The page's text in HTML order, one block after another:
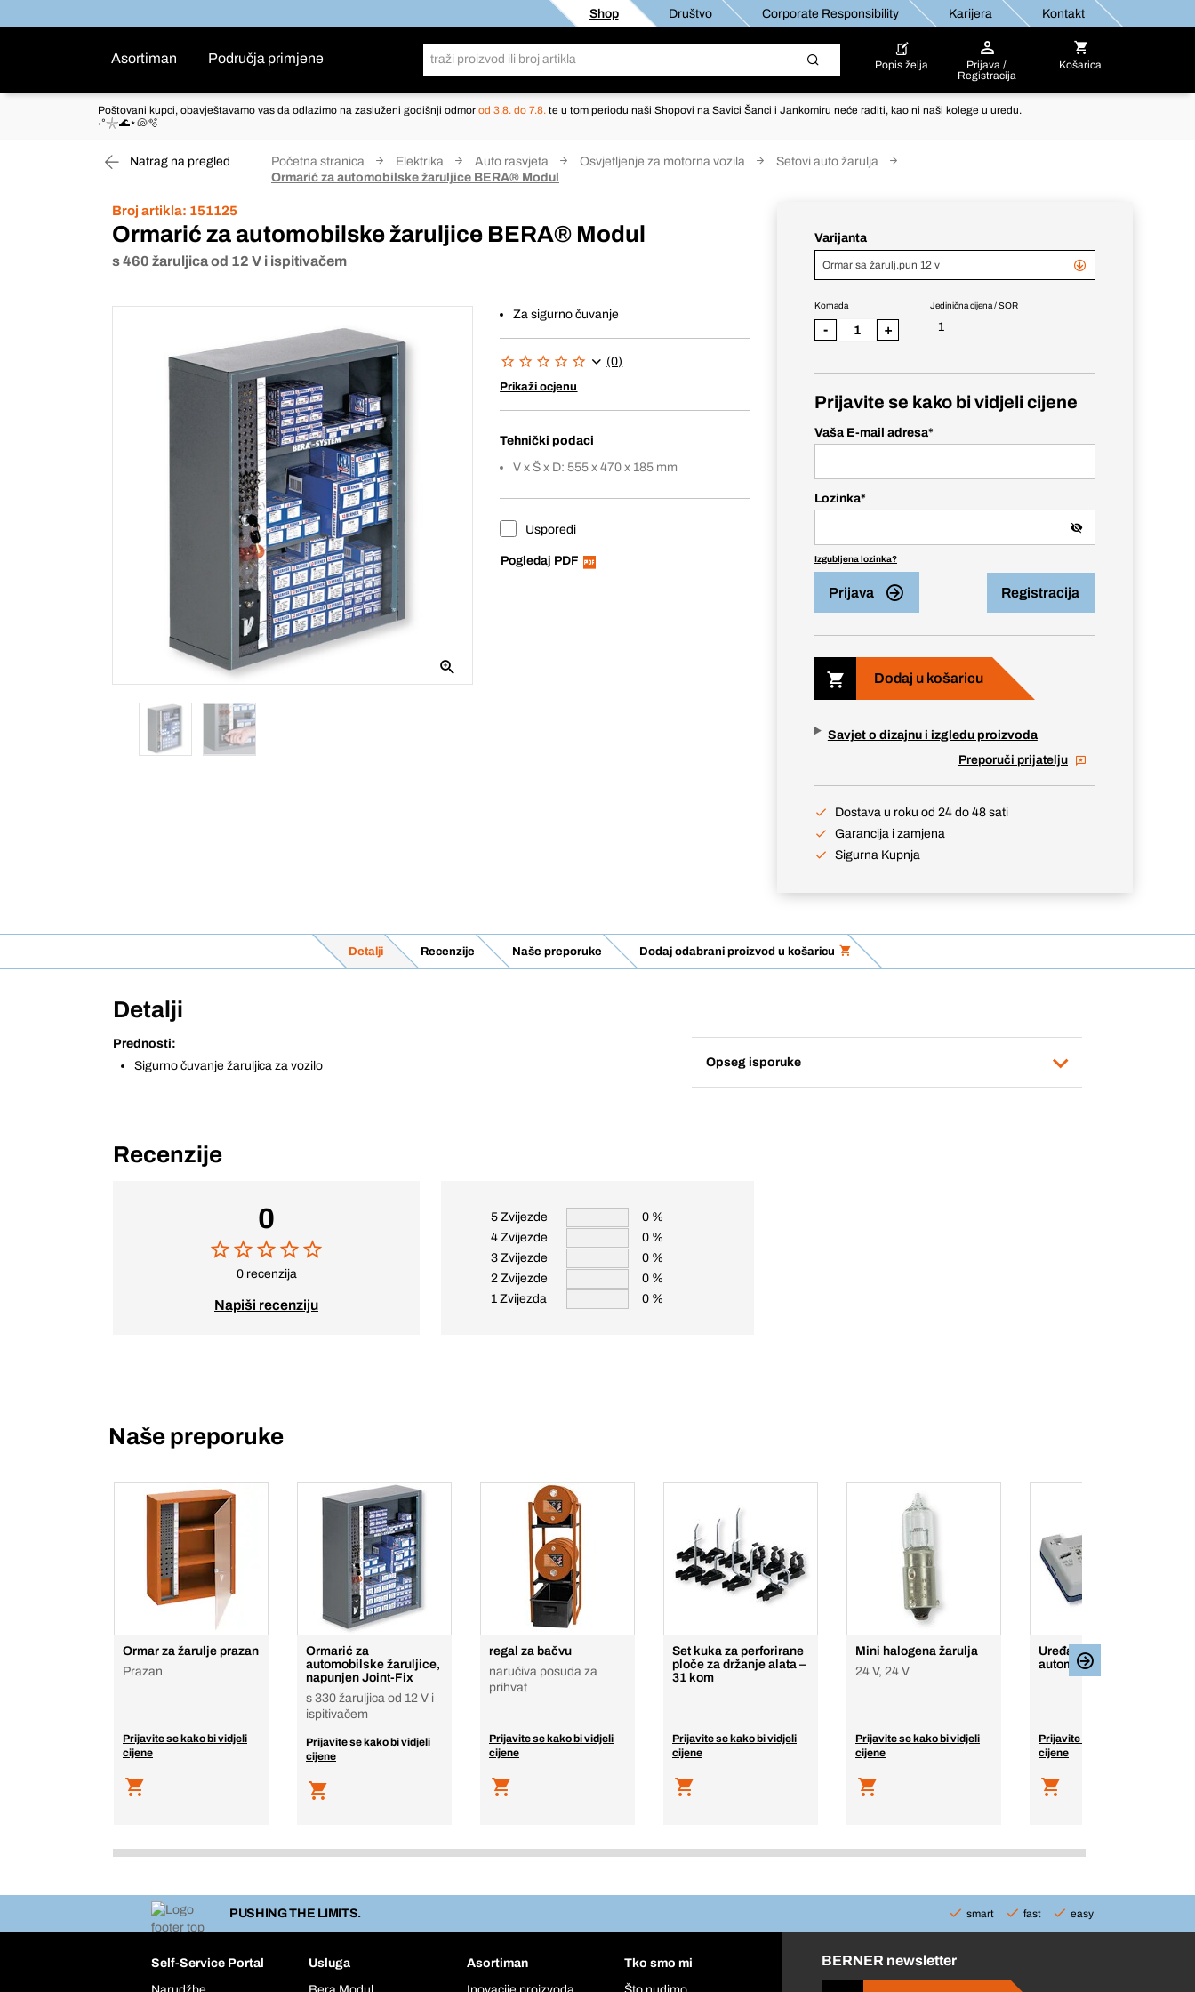
Shop Društvo Corporate Responsibility Karijera Kontakt
Asortiman Područja primjene Popis želja
Prijava /
Registracija
Košarica
Poštovani kupci, obavještavamo vas da odlazimo na zasluženi godišnji odmor od 3.8. do 7.8. te u tom periodu naši Shopovi na Savici Šanci i Jankomiru neće raditi, kao ni naši kolege u uredu.
˖°𓇼🌊⋆🐚🫧
Natrag na pregled Početna stranica Elektrika Auto rasvjeta Osvjetljenje za motorna vozila
Setovi auto žarulja
Ormarić za automobilske žaruljice BERA® Modul
Broj artikla: 151125
Ormarić za automobilske žaruljice BERA® Modul
s 460 žaruljica od 12 V i ispitivačem
Za sigurno čuvanje
(0)
Prikaži ocjenu
Tehnički podaci
V x Š x D: 555 x 470 x 185 mm
Usporedi
Pogledaj PDF
Varijanta
Ormar sa žarulj.pun 12 v
Jedinična cijena / SOR
1
Komada
- +
Prijavite se kako bi vidjeli cijene
Vaša E-mail adresa*
Lozinka*
Izgubljena lozinka?
Prijava Registracija
Dodaj u košaricu
Savjet o dizajnu i izgledu proizvoda
Preporuči prijatelju
Dostava u roku od 24 do 48 sati
Garancija i zamjena
Sigurna Kupnja
Detalji Recenzije Naše preporuke Dodaj odabrani proizvod u košaricu
Detalji
Prednosti:
Sigurno čuvanje žaruljica za vozilo
Opseg isporuke
Recenzije
0
0 recenzija
Napiši recenziju
5 Zvijezde
0 %
4 Zvijezde
0 %
3 Zvijezde
0 %
2 Zvijezde
0 %
1 Zvijezda
0 %
Naše preporuke
Ormar za žarulje prazan
Prazan
Prijavite se kako bi vidjeli
cijene
Ormarić za
automobilske žaruljice,
napunjen Joint-Fix
s 330 žaruljica od 12 V i
ispitivačem
Prijavite se kako bi vidjeli
cijene
regal za bačvu
naručiva posuda za
prihvat
Prijavite se kako bi vidjeli
cijene
Set kuka za perforirane
ploče za držanje alata –
31 kom
Prijavite se kako bi vidjeli
cijene
Mini halogena žarulja
24 V, 24 V
Prijavite se kako bi vidjeli
cijene
Uređaj za ispitivanje
automobilskih žarulja
Prijavite se kako bi vidjeli
cijene
PUSHING THE LIMITS. smart fast easy
Self-Service Portal
Usluga
Asortiman
Tko smo mi
BERNER newsletter